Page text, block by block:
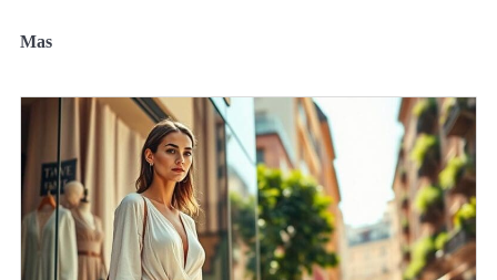
Mas